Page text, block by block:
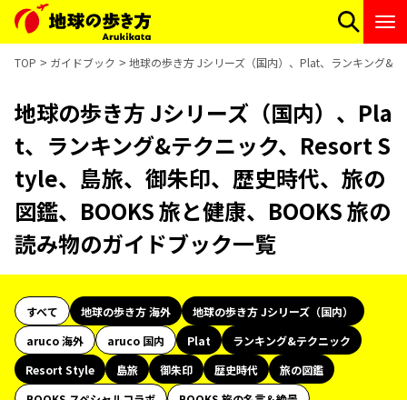
TOP ガイドブック 地球の歩き方 Jシリーズ（国内）、Plat、ランキング&
地球の歩き方 Jシリーズ（国内）、Pla
t、ランキング&テクニック、Resort S
tyle、島旅、御朱印、歴史時代、旅の
図鑑、BOOKS 旅と健康、BOOKS 旅の
読み物のガイドブック一覧
すべて 地球の歩き方 海外
地球の歩き方 Jシリーズ（国内）
aruco 海外
aruco 国内 Plat
ランキング&テクニック
Resort Style
島旅 御朱印 歴史時代
旅の図鑑